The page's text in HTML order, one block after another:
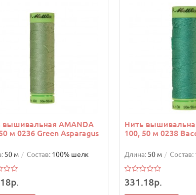
вышивальная AMANDA
м 0236 Green Asparagus
50 м Состав: 100% шелк
Нить
100, 50 м 0238
Длина: 50 м Состав:
331.18р.